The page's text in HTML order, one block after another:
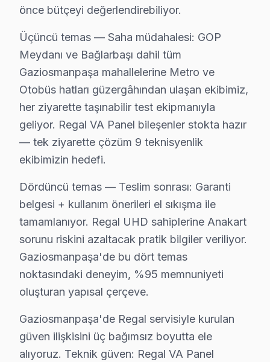
Geçmişten günümüze değişen elektronik tüketim
Gaziosmanpaşa Regal servis - TV Tamiri
Gaziosmanpaşa'da Regal servise gitmeden önce
Açıkçası, Gereksiz parça değişimini önermiyor,
Pratikte şunu görüyoruz: Yazılı fiyat teklifi için bizi
Şeffaf Fiyatlandırma ve Müşteri Memnuniyeti
Servis sürecinin başından sonuna kadar şeffaf fiyat
Ücretsiz Arıza Tespiti: Gaziosmanpaşa'de arıza
Şeffaf Fiyat Teklifi: Hangi bileşenlerin değişeceğini,
Garantili Servis Avantajı: 6 ay-2 yıl garanti ile aynı
» Basit arızalarda aynı gün servis tamamlanır.
Gaziosmanpaşa × Regal: Yerel İçerik ve
Gaziosmanpaşa'de Regal TV onarımında para
Ama değer hesabı yalnızca ilk satın alma fiyatıyla
orta gelirli profilli Gaziosmanpaşa'de müşterilerimiz
Gaziosmanpaşa bazlı Regal servis kayıtları, son
önce bütçeyi değerlendirebiliyor.
Üçüncü temas — Saha müdahalesi: GOP
Meydanı ve Bağlarbaşı dahil tüm
Gaziosmanpaşa mahallelerine Metro ve
Otobüs hatları güzergâhından ulaşan ekibimiz,
her ziyarette taşınabilir test ekipmanıyla
geliyor. Regal VA Panel bileşenler stokta hazır
— tek ziyarette çözüm 9 teknisyenlik
ekibimizin hedefi.
Dördüncü temas — Teslim sonrası: Garanti
belgesi + kullanım önerileri el sıkışma ile
tamamlanıyor. Regal UHD sahiplerine Anakart
sorunu riskini azaltacak pratik bilgiler veriliyor.
Gaziosmanpaşa'de bu dört temas
noktasındaki deneyim, %95 memnuniyeti
oluşturan yapısal çerçeve.
Gaziosmanpaşa'de Regal servisiyle kurulan
güven ilişkisini üç bağımsız boyutta ele
alıyoruz. Teknik güven: Regal VA Panel